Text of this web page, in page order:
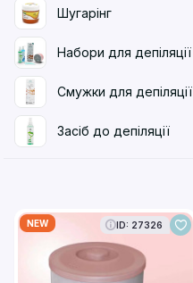
Шугарінг
Набори для депіляції
Смужки для депіляції
Засіб до депіляції
NEW ID: 27326